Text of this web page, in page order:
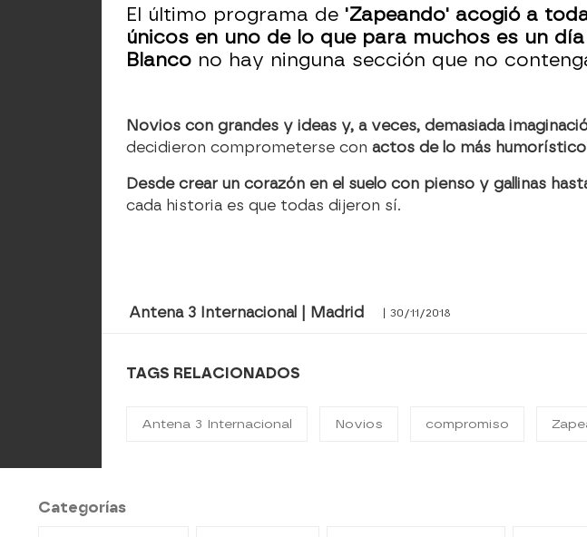
El último programa de 'Zapeando' acogió a
únicos en uno de lo que para muchos es un día
Blanco no hay ninguna sección que no
Novios con grandes y ideas y, a veces, demasiada
decidieron comprometerse conactos de lo más
Desde crear un corazón en el suelo con pienso y gallinas
cada historia es que todas dijeron sí.
Antena 3 Internacional | Madrid | 30/11/2018
TAGS RELACIONADOS
Antena 3 Internacional Novios compromiso
Categorías